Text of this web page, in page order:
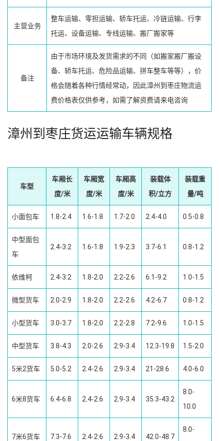
主营业务
整车运输、零担运输、轿车托运、冷链运输、行李
托运、设备运输、专线运输、搬厂搬家等
备注
由于市场环境及发货需求的不同（如搬家搬厂搬设
备、轿车托运、危险品运输、拼车整车等等），价
格会随着各种行情经常动，因此漳州到枣庄物流运
费价格表仅供参考，如需了解资费请来电咨询
漳州到枣庄货运运输车辆规格
车型
车厢长
度/米
车厢宽
度/米
车厢高
度/米
装载体
积/立方
装载重
量/吨
小面包车 1.8-2.4 1.6-1.8 1.7-2.0 2.4-4.0 0.5-0.8
中型面包
车
2.4-3.2 1.6-1.8 1.9-2.3 3.7-6.1 0.8-1.2
依维柯 2.4-3.2 1.8-2.0 2.2-2.6 6.1-9.2 1.0-1.5
微型货车 2.0-2.9 1.8-2.0 2.2-2.6 4.2-6.7 0.8-1.2
小型货车 3.0-3.7 1.8-2.0 2.2-2.8 7.2-9.6 1.0-1.5
中型货车 3.8-4.3 2.0-2.6 2.9-3.4 12.3-19.8 1.5-2.0
5米2货车 5.0-5.2 2.4-2.6 2.9-3.4 21-28.6 4.0-6.0
6米8货车 6.4-6.8 2.4-2.6 2.9-3.4 35.3-43.2
8.0-
10.0
7米6货车 7.3-7.6 2.4-2.6 2.9-3.4 42.0-48.7
8.0-